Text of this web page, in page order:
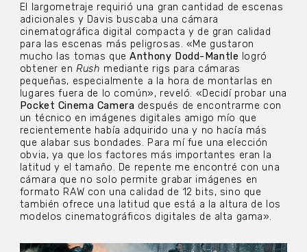
El largometraje requirió una gran cantidad de escenas
adicionales y Davis buscaba una cámara
cinematográfica digital compacta y de gran calidad
para las escenas más peligrosas. «Me gustaron
mucho las tomas queAnthony Dodd-Mantle logró
obtener enRush mediante rigs para cámaras
pequeñas, especialmente a la hora de montarlas en
lugares fuera de lo común», reveló. «Decidí probar una
Pocket Cinema Camera después de encontrarme con
un técnico en imágenes digitales amigo mío que
recientemente había adquirido una y no hacía más
que alabar sus bondades. Para mí fue una elección
obvia, ya que los factores más importantes eran la
latitud y el tamaño. De repente me encontré con una
cámara que no solo permite grabar imágenes en
formato RAW con una calidad de 12 bits, sino que
también ofrece una latitud que está a la altura de los
modelos cinematográficos digitales de alta gama».